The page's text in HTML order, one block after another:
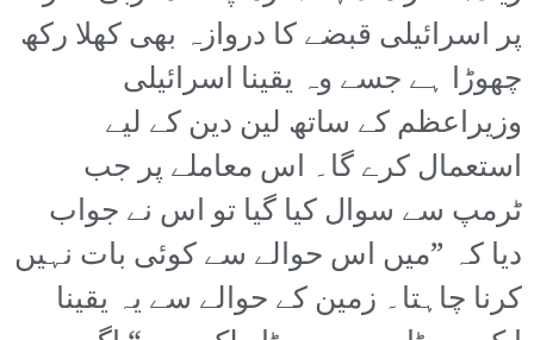
پر اسرائیلی قبضے کا دروازہ بھی کھلا رکھ
چھوڑا ہے جسے وہ یقینا اسرائیلی
وزیراعظم کے ساتھ لین دین کے لیے
استعمال کرے گا۔ اس معاملے پر جب
ٹرمپ سے سوال کیا گیا تو اس نے جواب
دیا کہ ”میں اس حوالے سے کوئی بات نہیں
کرنا چاہتا۔ زمین کے حوالے سے یہ یقینا